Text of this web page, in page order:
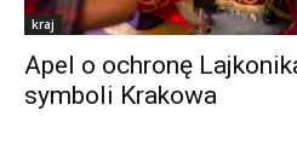
kraj
Apel o ochronę
symboli Krakowa